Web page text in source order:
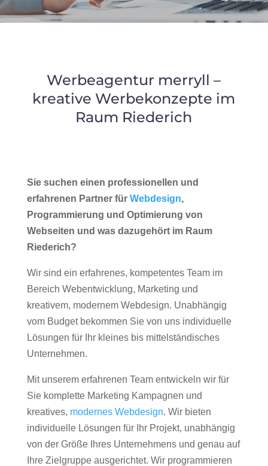
Werbeagentur merryll –
kreative Werbekonzepte im
Raum Riederich
Sie suchen einen professionellen und
erfahrenen Partner für Webdesign,
Programmierung und Optimierung von
Webseiten und was dazugehört im Raum
Riederich?
Wir sind ein erfahrenes, kompetentes Team im
Bereich Webentwicklung, Marketing und
kreativem, modernem Webdesign. Unabhängig
vom Budget bekommen Sie von uns individuelle
Lösungen für Ihr kleines bis mittelständisches
Unternehmen.
Mit unserem erfahrenen Team entwickeln wir für
Sie komplette Marketing Kampagnen und
kreatives, modernes Webdesign. Wir bieten
individuelle Lösungen für Ihr Projekt, unabhängig
von der Größe Ihres Unternehmens und genau auf
Ihre Zielgruppe ausgerichtet. Wir programmieren